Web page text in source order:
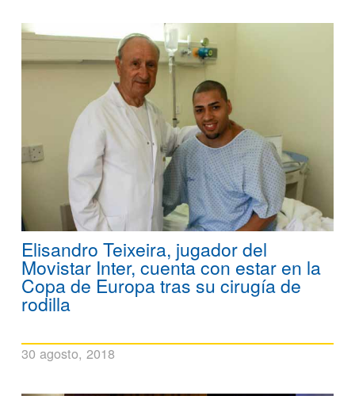
Elisandro Teixeira, jugador del
Movistar Inter, cuenta con estar en la
Copa de Europa tras su cirugía de
rodilla
30 agosto, 2018